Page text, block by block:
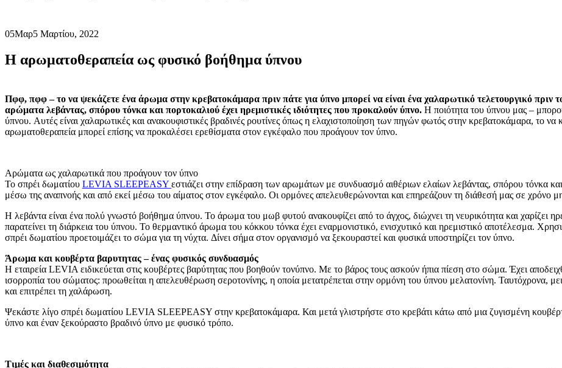
05Μαρ5 Μαρτίου, 2022
Η αρωματοθεραπεία ως φυσικό βοήθημα ύπνου
Πφφ, πφφ – το να ψεκάζετε ένα άρωμα στην κρεβατοκάμαρα πριν πάτε για ύπνο μπορεί να είναι ένα χαλαρωτικό τελετουργικό
αρώματα λεβάντας, σπόρου τόνκα και πορτοκαλιού έχει ηρεμιστικές ιδιότητες που προκαλούν ύπνο. Η ποιότητα του ύπνου μας –
ύπνου. Αυτές είναι χαλαρωτικές και ανακουφιστικές βραδινές ρουτίνες όπως η ελαχιστοποίηση των πηγών φωτός στην κρεβατοκάμαρα, το να
αρωματοθεραπεία μπορεί επίσης να προκαλέσει ερεθίσματα στον εγκέφαλο που προάγουν τον ύπνο.
Αρώματα ως χαλαρωτικά που προάγουν τον ύπνο
Το σπρέι δωματίου LEVIA SLEEPEASY εστιάζει στην επίδραση των αρωμάτων με συνδυασμό αιθέριων ελαίων λεβάντας, σπόρου τόνκα
μέσω της αναπνοής και από εκεί μέσω του αίματος στον εγκέφαλο. Οι ορμόνες απελευθερώνονται και επηρεάζουν τη διάθεσή μας σε χρόνο
Η λεβάντα είναι ένα πολύ γνωστό βοήθημα ύπνου. Το άρωμα του μωβ φυτού ανακουφίζει από το άγχος, διώχνει τη νευρικότητα και χαρίζει
παρατείνει τη διάρκεια του ύπνου. Το θερμαντικό άρωμα του κόκκου τόνκα έχει εναρμονιστικό, ενισχυτικό και ηρεμιστικό αποτέλεσμα.
σπρέι δωματίου προετοιμάζει το σώμα για τη νύχτα. Δίνει σήμα στον οργανισμό να ξεκουραστεί και φυσικά υποστηρίζει τον ύπνο.
Άρωμα και κουβέρτα βαρυτητας – ένας φυσικός συνδυασμός
Η εταιρεία LEVIA ειδικεύεται στις κουβέρτες βαρύτητας που βοηθούν τονύπνο. Με το βάρος τους ασκούν ήπια πίεση στο σώμα. Έχει
ισορροπία του σώματος: προωθείται η απελευθέρωση σεροτονίνης, η οποία μετατρέπεται στην ορμόνη του ύπνου μελατονίνη. Ταυτόχρονα,
και επιτρέπει τη χαλάρωση.
Ψεκάστε λίγο σπρέι δωματίου LEVIA SLEEPEASY στην κρεβατοκάμαρα. Και μετά γλιστρήστε στο κρεβάτι κάτω από μια ζυγισμένη
ύπνο και έναν ξεκούραστο βραδινό ύπνο με φυσικό τρόπο.
Τιμές και διαθεσιμότητα